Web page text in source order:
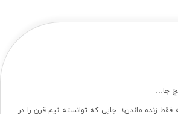
جا…
فقط زنده ماندن». جایی که توانسته نیم قرن را در